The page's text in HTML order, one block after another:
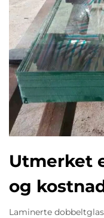
Utmerket
og
Laminerte